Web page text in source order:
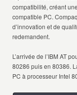
compatibilité, créant
compatible PC.
d’innovation et de
redemandent.
L’arrivée de l’IBM AT
80286 puis en 80386.
PC à processeur Intel